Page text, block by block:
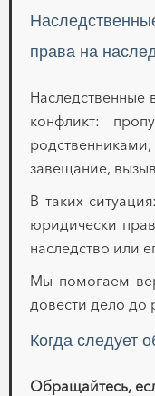
права на
Наследственные
конфликт:
завещание,
В таких
юридически
наследство или
Мы помогаем
довести дело до
Когда следует
Обращайтесь,